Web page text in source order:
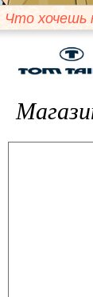
Что хочешь